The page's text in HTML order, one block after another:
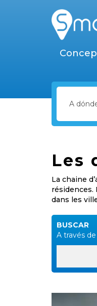
Les
La chaine
résidences.
dans les
BUSCAR
A través